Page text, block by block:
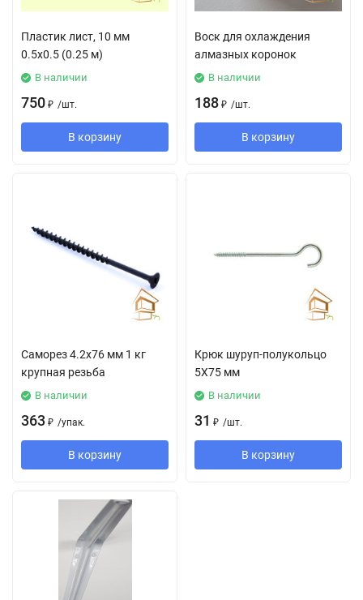
Пластик лист, 10 мм
0.5х0.5 (0.25 м)
В наличии
750 ₽ /шт.
В корзину
Воск для охлаждения
алмазных коронок
В наличии
188 ₽ /шт.
В корзину
Саморез 4.2х76 мм 1 кг
крупная резьба
В наличии
363 ₽ /упак.
В корзину
Крюк шуруп-полукольцо
5Х75 мм
В наличии
31 ₽ /шт.
В корзину